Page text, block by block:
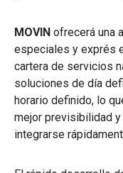
MOVIN ofrecerá una
especiales y exprés
cartera de servicios
soluciones de día
horario definido, lo
mejor previsibilidad
integrarse